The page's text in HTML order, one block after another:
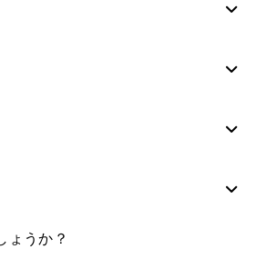
ょうか？